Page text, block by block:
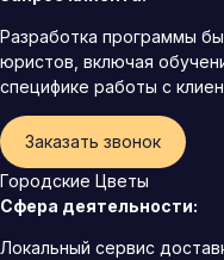
Разработка программы
юристов, включая
специфике работы с
Заказать звонок
Городские Цветы
Сфера деятельности:
Локальный сервис